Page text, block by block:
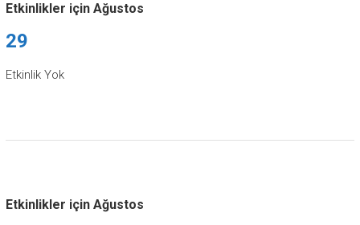
Etkinlikler için Ağustos
29
Etkinlik Yok
Etkinlikler için Ağustos